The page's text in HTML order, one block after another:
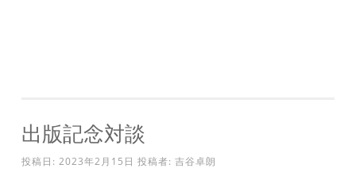
出版記念対談
投稿日: 2023年2月15日 投稿者: 吉谷卓朗